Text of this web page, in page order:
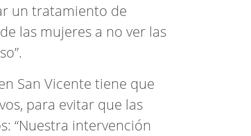
un tratamiento de
las mujeres a no ver las
San Vicente tiene que
para evitar que las
“Nuestra intervención